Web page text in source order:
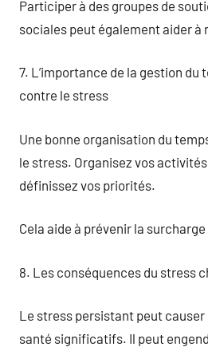
Participer à des groupes de
sociales peut également aider à
7. L’importance de la gestion du
contre le stress
Une bonne organisation du
le stress. Organisez vos
définissez vos priorités.
Cela aide à prévenir la surcharge
8. Les conséquences du stress
Le stress persistant peut causer
santé significatifs. Il peut